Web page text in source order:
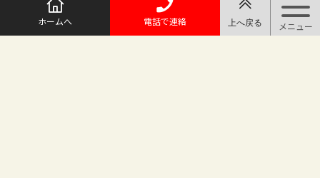
ホームへ 電話で連絡